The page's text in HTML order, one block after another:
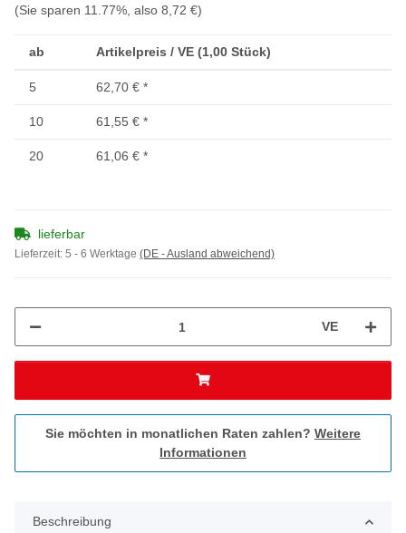
(Sie sparen 11.77% , also 8,72 €)
ab Artikelpreis / VE (1,00 Stück)
5 62,70 € *
10 61,55 € *
20 61,06 € *
lieferbar
Lieferzeit: 5 - 6 Werktage (DE - Ausland abweichend)
VE
Sie möchten in monatlichen Raten zahlen? Weitere
Informationen
Beschreibung